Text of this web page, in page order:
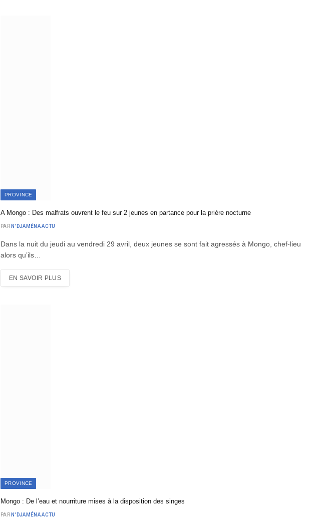
PROVINCE
A Mongo : Des malfrats ouvrent le feu sur 2 jeunes en partance pour la prière nocturne
PAR N'DJAMÉNA ACTU
Dans la nuit du jeudi au vendredi 29 avril, deux jeunes se sont fait agressés à Mongo, chef-lieu
alors qu’ils…
EN SAVOIR PLUS
PROVINCE
Mongo : De l’eau et nourriture mises à la disposition des singes
PAR N'DJAMÉNA ACTU